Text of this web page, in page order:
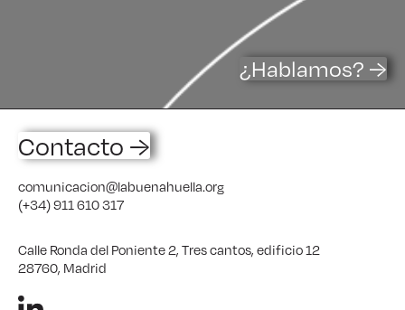
¿Hablamos? →
Contacto →
comunicacion@labuenahuella.org
(+34) 911 610 317
Calle Ronda del Poniente 2, Tres cantos, edificio 12
28760, Madrid